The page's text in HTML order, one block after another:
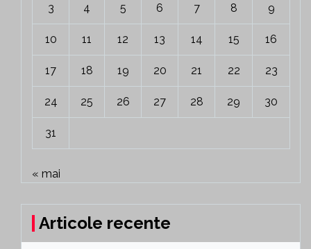
3 4 5 6 7 8 9
10 11 12 13 14 15 16
17 18 19 20 21 22 23
24 25 26 27 28 29 30
31
« mai
Articole recente